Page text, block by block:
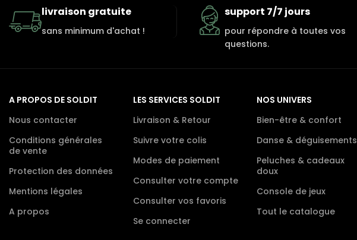
livraison gratuite
sans minimum d'achat !
support 7/7 jours
pour répondre à toutes vos
questions.
A PROPOS DE SOLDIT
Nous contacter
Conditions générales
de vente
Protection des données
Mentions légales
A propos
LES SERVICES SOLDIT
Livraison & Retour
Suivre votre colis
Modes de paiement
Consulter votre compte
Consulter vos favoris
Se connecter
NOS UNIVERS
Bien-être & confort
Danse & déguisements
Peluches & cadeaux
doux
Console de jeux
Tout le catalogue